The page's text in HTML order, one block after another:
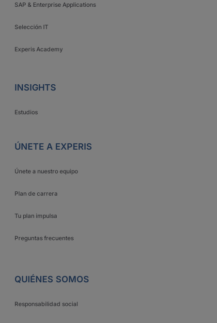
SAP & Enterprise Applications
Selección IT
Experis Academy
INSIGHTS
Estudios
ÚNETE A EXPERIS
Únete a nuestro equipo
Plan de carrera
Tu plan impulsa
Preguntas frecuentes
QUIÉNES SOMOS
Responsabilidad social